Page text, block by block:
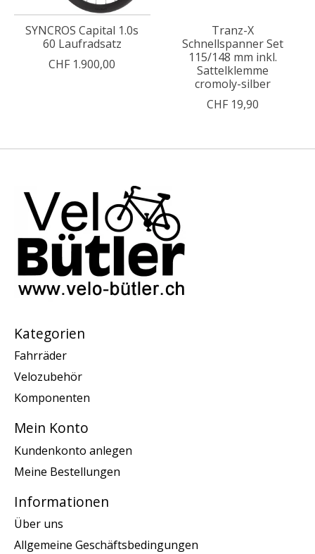
SYNCROS Capital 1.0s
60 Laufradsatz
CHF 1.900,00
Tranz-X
Schnellspanner Set
115/148 mm inkl.
Sattelklemme
cromoly-silber
CHF 19,90
Kategorien
Fahrräder
Velozubehör
Komponenten
Mein Konto
Kundenkonto anlegen
Meine Bestellungen
Informationen
Über uns
Allgemeine Geschäftsbedingungen